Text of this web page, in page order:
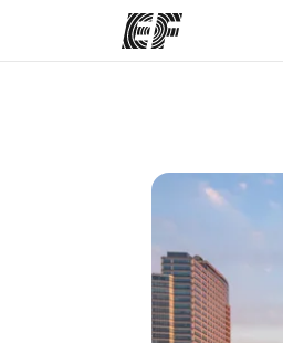
Vind een kantoor